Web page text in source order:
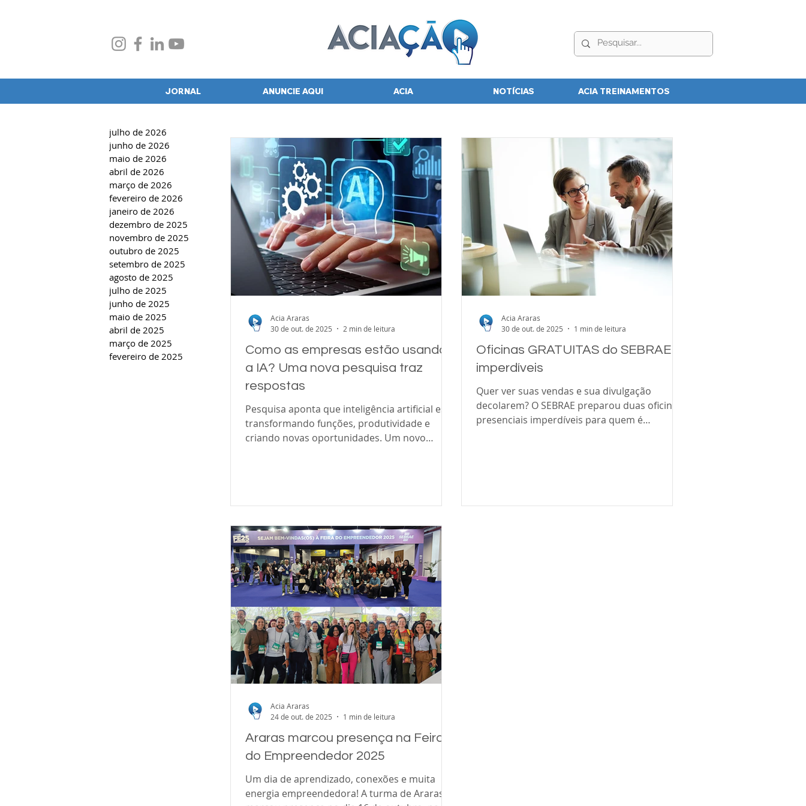
JORNAL ANUNCIE AQUI ACIA NOTÍCIAS ACIA TREINAMENTOS
Como as empresas estão usando
a IA? Uma nova pesquisa traz
respostas
Pesquisa aponta que inteligência artificial está
transformando funções, produtividade e
criando novas oportunidades. Um novo
em franca expansão e trazendo resultados
positivos para líderes corporativos. A
pesquisa, realizada em parceria com a
consultoria GBK Collective, entrevistou 800
executivos d
Acia Araras
30 de out. de 2025
2 min de leitura
Oficinas GRATUITAS do SEBRAE
imperdíveis
Quer ver suas vendas e sua divulgação
decolarem? O SEBRAE preparou duas oficinas
presenciais imperdíveis para quem é
da venda, conheça as verdades e mitos sobre
Acia Araras
30 de out. de 2025
1 min de leitura
Araras marcou presença na Feira
do Empreendedor 2025
Um dia de aprendizado, conexões e muita
energia empreendedora! A turma de Araras
Acia Araras
24 de out. de 2025
1 min de leitura
julho de 2026
junho de 2026
maio de 2026
abril de 2026
março de 2026
fevereiro de 2026
janeiro de 2026
dezembro de 2025
novembro de 2025
outubro de 2025
setembro de 2025
agosto de 2025
julho de 2025
junho de 2025
maio de 2025
abril de 2025
março de 2025
fevereiro de 2025